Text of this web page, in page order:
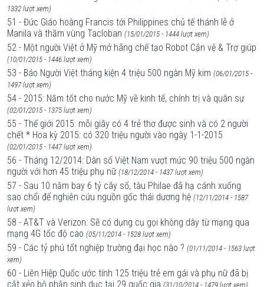
1332 lượt xem)
51 - Đức Giáo hoàng Francis tới Philippines chủ tế thánh lễ ở
Manila và thăm vùng Tacloban (15/01/2015 - 1444 lượt xem)
52 - Một người Việt ở Mỹ mở hãng chế tạo Robot Cận vệ & Trợ giúp
(10/01/2015 - 1446 lượt xem)
53 - Báo Người Việt tháng kiện 4 triệu 500 ngàn Mỹ kim (06/01/2015 -
1497 lượt xem)
54 - 2015: Năm tốt cho nước Mỹ về kinh tế, chính trị và quân sự
(02/01/2015 - 1375 lượt xem)
55 - Thế giới 2015: mỗi giây có 4 trẻ thơ được sinh và có 2 người
chết * Hoa kỳ 2015: có 320 triệu người vào ngày 1-1-2015
(02/01/2015 - 1447 lượt xem)
56 - Tháng 12/2014: Dân số Việt Nam vượt mức 90 triệu 500 ngàn
người với hơn 45 triệu phụ nữ (18/12/2014 - 1437 lượt xem)
57 - Sau 10 năm bay 6 tỷ cây số, tàu Philae đã hạ cánh xuống
sao chổi để nghiên cứu nguồn gốc thái dương hệ (12/11/2014 - 1587
lượt xem)
58 - AT&T và Verizon: Sẽ có dụng cụ gọi không dây từ mạng qua
mạng 4G tốc độ cao (05/11/2014 - 1528 lượt xem)
59 - Các tỷ phú tốt nghiệp trường đại học nào ? (01/11/2014 - 1563 lượt
xem)
60 - Liên Hiệp Quốc ước tính 125 triệu trẻ em gái và phụ nữ đã bị
cắt xẻo bộ phận sinh dục tại 29 quốc gia (31/10/2014 - 1479 lượt xem)